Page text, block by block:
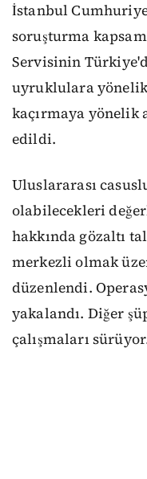
İstanbul
soruşturma
Servisinin
uyruklulara
kaçırmaya yönelik
edildi.
Uluslararası
olabilecekleri
hakkında gözaltı
merkezli olmak
düzenlendi.
yakalandı. Diğer
çalışmaları